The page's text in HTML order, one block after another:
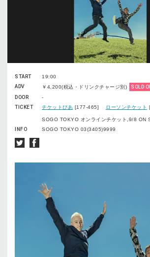
START
19:00
ADV
￥4,200(税込・ドリンクチャージ別)
SOLD
DOOR
-
TICKET
チケットぴあ [177-465] ローソンチケット
SOGO TOKYO オンラインチケット,9/8 ON
INFO
SOGO TOKYO 03(3405)9999